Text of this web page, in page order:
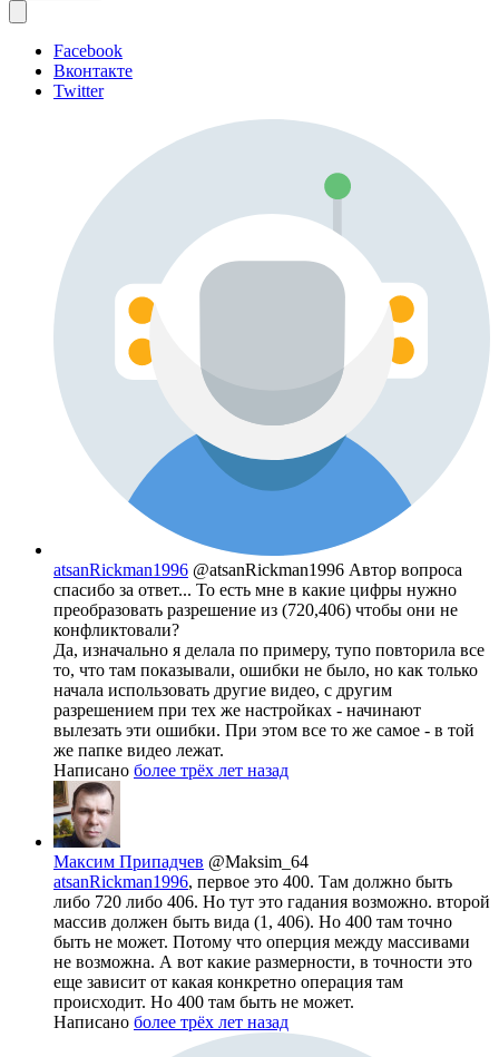
Facebook
Вконтакте
Twitter
atsanRickman1996 @atsanRickman1996 Автор вопроса
спасибо за ответ... То есть мне в какие цифры нужно
преобразовать разрешение из (720,406) чтобы они не
конфликтовали?
Да, изначально я делала по примеру, тупо повторила все
то, что там показывали, ошибки не было, но как только
начала использовать другие видео, с другим
разрешением при тех же настройках - начинают
вылезать эти ошибки. При этом все то же самое - в той
же папке видео лежат.
Написано более трёх лет назад
Максим Припадчев @Maksim_64
atsanRickman1996, первое это 400. Там должно быть
либо 720 либо 406. Но тут это гадания возможно. второй
массив должен быть вида (1, 406). Но 400 там точно
быть не может. Потому что оперция между массивами
не возможна. А вот какие размерности, в точности это
еще зависит от какая конкретно операция там
происходит. Но 400 там быть не может.
Написано более трёх лет назад